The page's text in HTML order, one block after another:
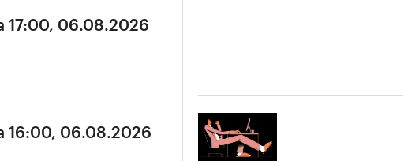
17:00, 06.08.2026
16:00, 06.08.2026